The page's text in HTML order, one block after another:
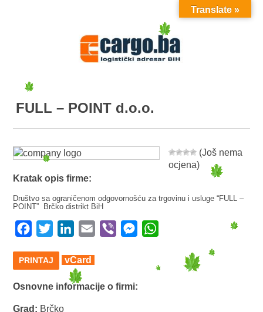
MENU
FULL – POINT d.o.o.
(Još nema
ocjena)
Kratak opis firme:
Društvo sa ograničenom odgovornošću za trgovinu i usluge “FULL –
POINT” Brčko distrikt BiH
Facebook
Twitter LinkedIn
Email Viber Messenger
PRINTAJ vCard
Osnovne informacije o firmi:
Grad: Brčko
Translate »